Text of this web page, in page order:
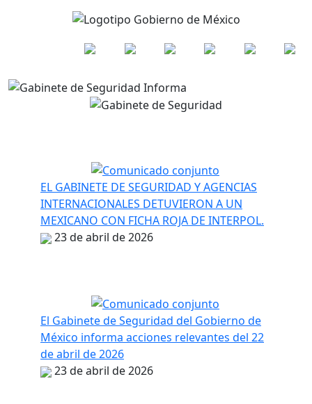
EL GABINETE DE SEGURIDAD Y AGENCIAS
INTERNACIONALES DETUVIERON A UN
MEXICANO CON FICHA ROJA DE INTERPOL.
23 de abril de 2026
El Gabinete de Seguridad del Gobierno de
México informa acciones relevantes del 22
de abril de 2026
23 de abril de 2026